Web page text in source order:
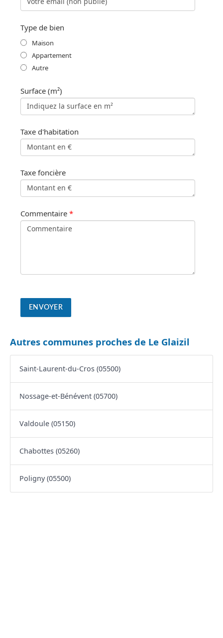
Type de bien
Maison
Appartement
Autre
Surface (m²)
Taxe d'habitation
Taxe foncière
Commentaire *
Autres communes proches de Le Glaizil
Saint-Laurent-du-Cros (05500)
Nossage-et-Bénévent (05700)
Valdoule (05150)
Chabottes (05260)
Poligny (05500)